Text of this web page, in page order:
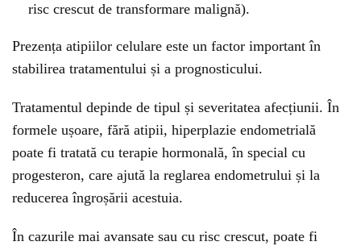
risc crescut de transformare malignă).
Prezența atipiilor celulare este un factor important în
stabilirea tratamentului și a prognosticului.
Tratamentul depinde de tipul și severitatea afecțiunii. În
formele ușoare, fără atipii, hiperplazie endometrială
poate fi tratată cu terapie hormonală, în special cu
progesteron, care ajută la reglarea endometrului și la
reducerea îngroșării acestuia.
În cazurile mai avansate sau cu risc crescut, poate fi